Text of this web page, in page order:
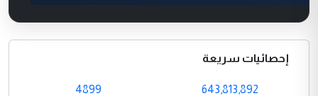
إحصائيات سريعة
643,813,892
4899